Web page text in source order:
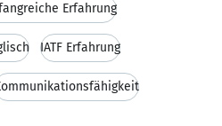
Erfahrung
IATF Erfahrung